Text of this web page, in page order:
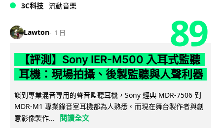
3C科技 流動音樂
Lawton 1 日 89
【評測】Sony IER-M500 入耳式監聽
耳機：現場拍攝、後製監聽與人聲利器
談到專業混音專用的聲音監聽耳機，Sony 經典 MDR-7506 到
MDR-M1 專業錄音室耳機都為人熟悉。而現在舞台製作者與創
意影像製作...
閱讀全文